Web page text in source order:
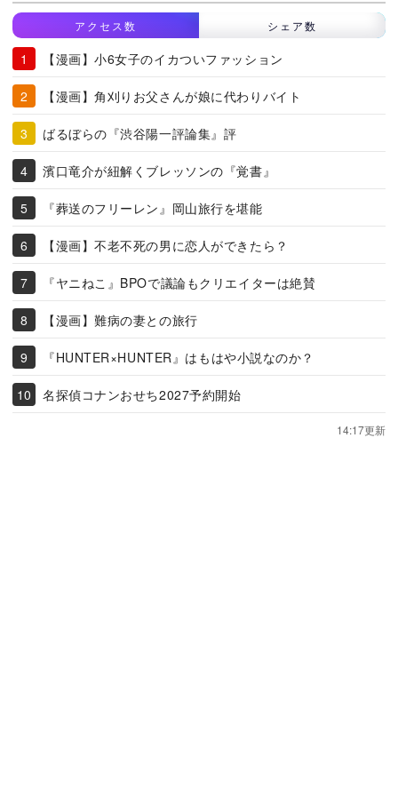
アクセス数 シェア数
【漫画】小6女子のイカついファッション
【漫画】角刈りお父さんが娘に代わりバイト
ばるぼらの『渋谷陽一評論集』評
濱口竜介が紐解くブレッソンの『覚書』
『葬送のフリーレン』岡山旅行を堪能
【漫画】不老不死の男に恋人ができたら？
『ヤニねこ』BPOで議論もクリエイターは絶賛
【漫画】難病の妻との旅行
『HUNTER×HUNTER』はもはや小説なのか？
名探偵コナンおせち2027予約開始
14:17更新